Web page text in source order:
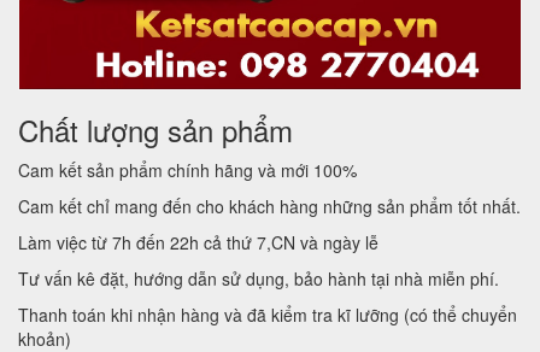
Chất lượng sản phẩm
Cam kết sản phẩm chính hãng và mới 100%
Cam kết chỉ mang đến cho khách hàng những sản phẩm tốt nhất.
Làm việc từ 7h đến 22h cả thứ 7,CN và ngày lễ
Tư vấn kê đặt, hướng dẫn sử dụng, bảo hành tại nhà miễn phí.
Thanh toán khi nhận hàng và đã kiểm tra kĩ lưỡng (có thể chuyển
khoản)